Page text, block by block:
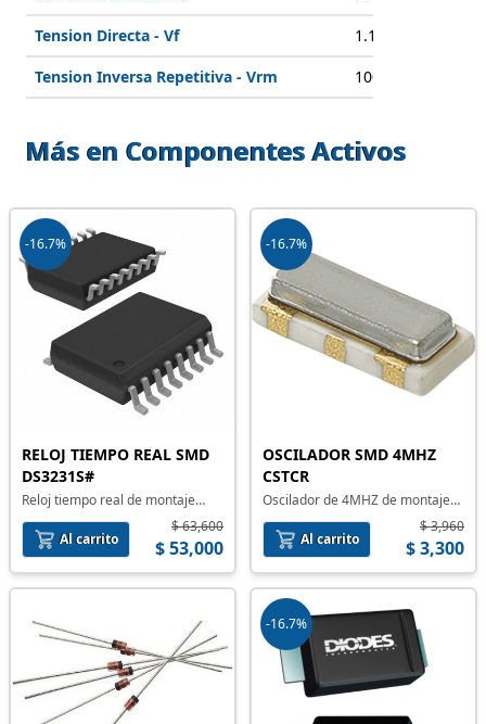
Tension Directa - Vf
1.1V
Tension Inversa Repetitiva - Vrm
100V
Más en Componentes Activos
-16.7%
RELOJ TIEMPO REAL SMD
DS3231S#
Reloj tiempo real de montaje
superficial
Al carrito
$ 63,600
$ 53,000
-16.7%
OSCILADOR SMD 4MHZ
CSTCR
Oscilador de 4MHZ de montaje
superficial
Al carrito
$ 3,960
$ 3,300
-16.7%